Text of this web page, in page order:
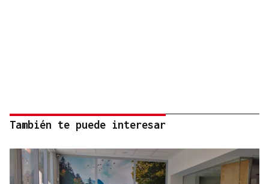
También te puede interesar